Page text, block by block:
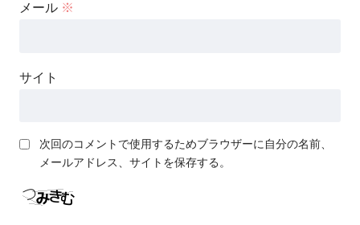
メール ※
サイト
次回のコメントで使用するためブラウザーに自分の名前、
メールアドレス、サイトを保存する。